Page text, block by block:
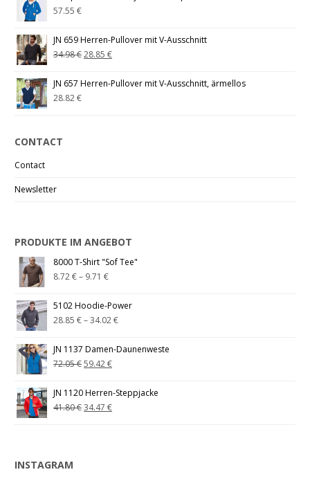
57.55€
JN 659 Herren-Pullover mit V-Ausschnitt
34.98€28.85€
JN 657 Herren-Pullover mit V-Ausschnitt, ärmellos
28.82€
CONTACT
Contact
Newsletter
PRODUKTE IM ANGEBOT
8000 T-Shirt "Sof Tee"
8.72€– 9.71€
5102 Hoodie-Power
28.85€–34.02€
JN 1137 Damen-Daunenweste
72.05€59.42€
JN 1120 Herren-Steppjacke
41.80€34.47€
INSTAGRAM